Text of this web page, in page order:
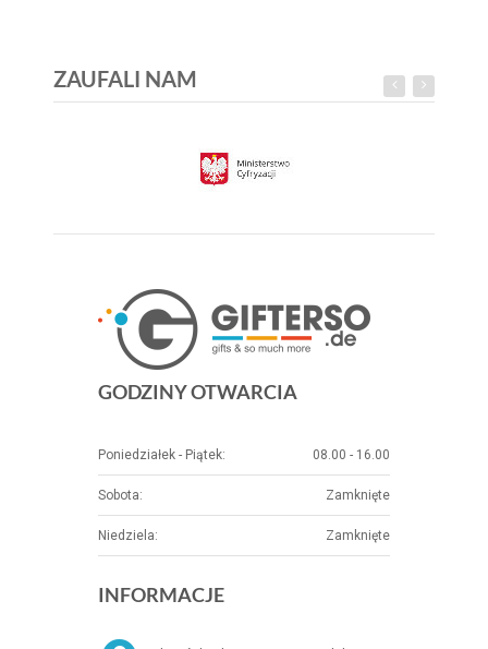
ZAUFALI NAM
GODZINY OTWARCIA
Poniedziałek - Piątek: 08.00 - 16.00
Sobota: Zamknięte
Niedziela: Zamknięte
INFORMACJE